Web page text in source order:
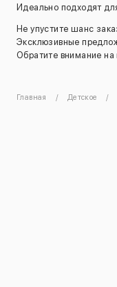
Идеально подходят
Не упустите шанс
Эксклюзивные
Обратите внимание на
Главная Детское